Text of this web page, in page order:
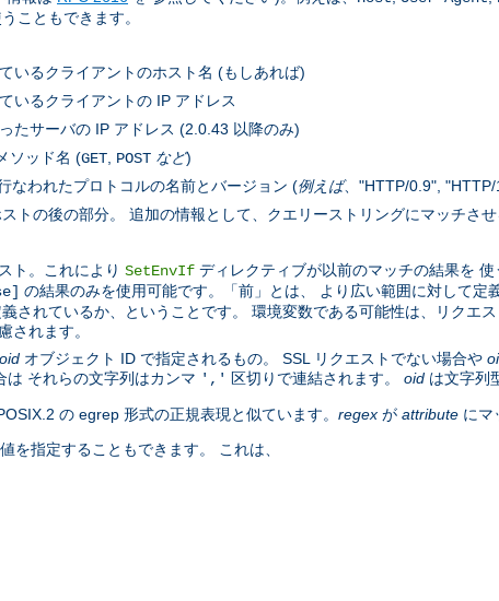
こともできます。
いるクライアントのホスト名 (もしあれば)
いるクライアントの IP アドレス
たサーバの IP アドレス (2.0.43 以降のみ)
ソッド名 (GET POST など)
なわれたプロトコルの名前とバージョン (例えば、"HTTP/0.9",
トの後の部分。 追加の情報として、クエリーストリングにマッチさ
ト。これにより SetEnvIf ディレクティブが以前のマッチの結果を
の結果のみを使用可能です。「前」とは、 より広い範囲に対して
されているか、ということです。 環境変数である可能性は、リクエ
されます。
oid オブジェクト ID で指定されるもの。 SSL リクエストでない場合や
は それらの文字列はカンマ ',' 区切りで連結されます。 oid は文字列
の egrep 形式の正規表現と似ています。 regex が attribute にマ
を指定することもできます。 これは、